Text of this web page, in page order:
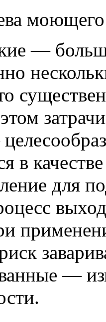
моющего
—
в
для
—